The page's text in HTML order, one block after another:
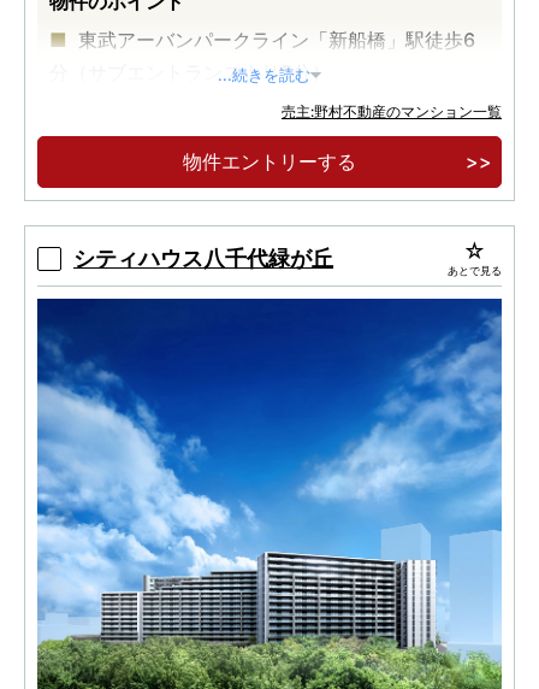
東武アーバンパークライン「新船橋」駅徒歩6
分（サブエントランスより5分）
総戸数1,224戸の大規模レジデンス
JR総武線「船橋」駅まで1駅2分
...続きを読む
売主:野村不動産のマンション一覧
物件エントリーする
シティハウス八千代緑が丘 あとで見る